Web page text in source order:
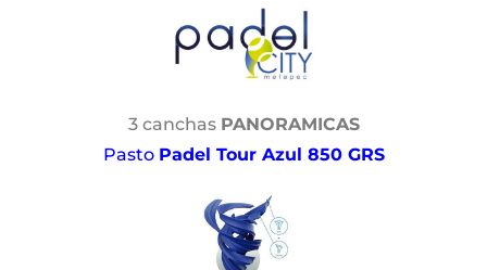
3 canchas PANORAMICAS
Pasto Padel Tour Azul 850 GRS